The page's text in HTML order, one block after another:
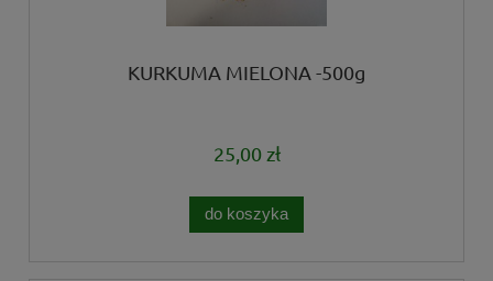
KURKUMA MIELONA -500g
25,00 zł
do koszyka